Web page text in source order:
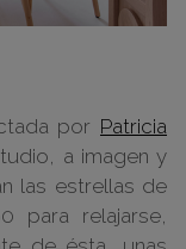
por Patricia
a imagen y
las estrellas de
relajarse,